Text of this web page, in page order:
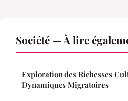
Société — À lire
Exploration des Richesses
Dynamiques Migratoires